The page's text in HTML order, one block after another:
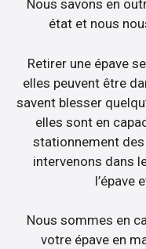
Nous savons en
état et nous
Retirer une épave
elles peuvent être
savent blesser
elles sont en
stationnement des
intervenons dans
l’épave
Nous sommes en
votre épave en